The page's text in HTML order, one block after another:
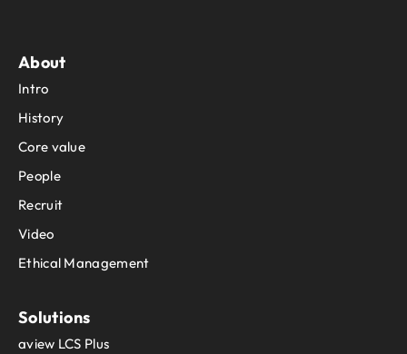
About
Intro
History
Core value
People
Recruit
Video
Ethical Management
Solutions
aview LCS Plus